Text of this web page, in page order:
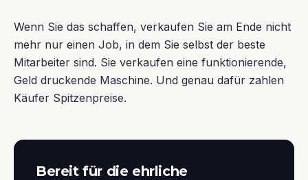
Wenn Sie das schaffen, verkaufen Sie am Ende nicht
mehr nur einen Job, in dem Sie selbst der beste
Mitarbeiter sind. Sie verkaufen eine funktionierende,
Geld druckende Maschine. Und genau dafür zahlen
Käufer Spitzenpreise.
Bereit für die ehrliche